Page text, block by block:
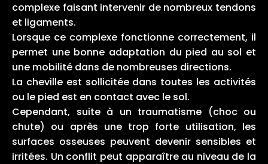
complexe faisant intervenir de nombreux tendons
et ligaments.
Lorsque ce complexe fonctionne correctement, il
permet une bonne adaptation du pied au sol et
une mobilité dans de nombreuses directions.
La cheville est sollicitée dans toutes les activités
ou le pied est en contact avec le sol.
Cependant, suite à un traumatisme (choc ou
chute) ou après une trop forte utilisation, les
surfaces osseuses peuvent devenir sensibles et
irritées. Un conflit peut apparaître au niveau de la